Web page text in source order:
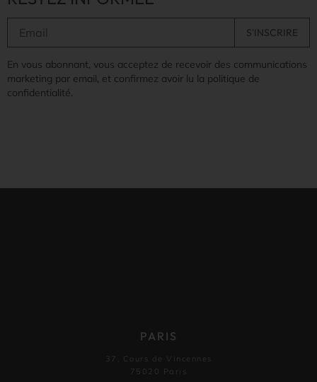
En vous abonnant, vous acceptez de recevoir des communications
marketing par email, et confirmez avoir lu la politique de
confidentialité.
PARIS
37, Cours de Vincennes
75020 Paris